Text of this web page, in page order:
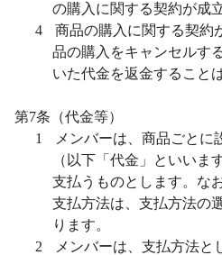
の購入に関する契約が成
4
商品の購入に関する契約
品の購入をキャンセルす
いた代金を返金すること
第7条（代金等）
1
メンバーは、商品ごとに
（以下「代金」といいま
支払うものとします。な
支払方法は、支払方法の
ります。
2
メンバーは、支払方法と